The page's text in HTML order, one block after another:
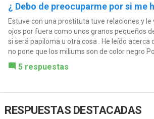
¿ Debo de preocuparme por si me
Estuve con una prostituta tuve relaciones y le
ojos por fuera como unos granos pequeños
si será papiloma u otra cosa . He leído acerca
no pone que los miliums son de color negro
5 respuestas
RESPUESTAS DESTACADAS